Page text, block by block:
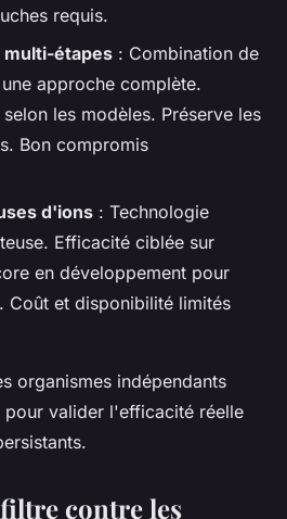
requis.
étapes : Combination de
approche complète.
les modèles. Préserve les
Bon compromis
d'ions : Technologie
Efficacité ciblée sur
en développement pour
Coût et disponibilité limités
organismes indépendants
valider l'efficacité réelle
contre les